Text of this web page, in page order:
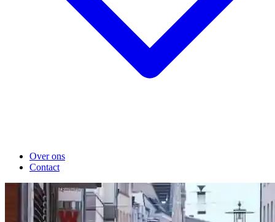
Over ons
Contact